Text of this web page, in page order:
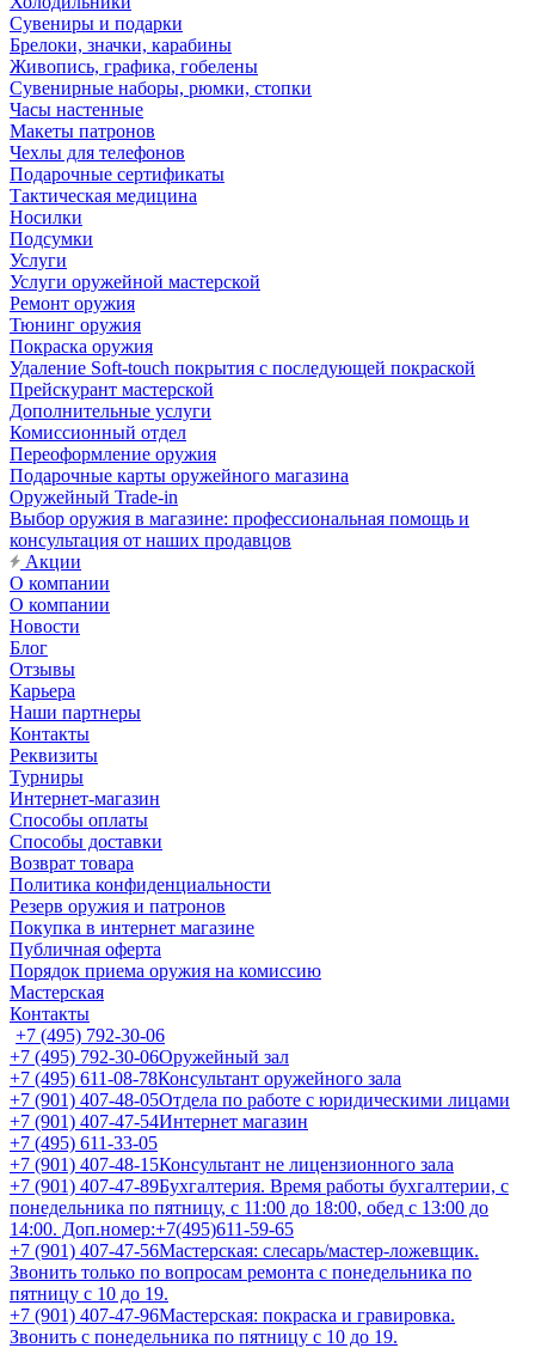
Сувениры и подарки
Брелоки, значки, карабины
Живопись, графика, гобелены
Сувенирные наборы, рюмки, стопки
Часы настенные
Макеты патронов
Чехлы для телефонов
Подарочные сертификаты
Тактическая медицина
Носилки
Подсумки
Услуги
Услуги оружейной мастерской
Ремонт оружия
Тюнинг оружия
Покраска оружия
Удаление Soft-touch покрытия с последующей покраской
Прейскурант мастерской
Дополнительные услуги
Комиссионный отдел
Переоформление оружия
Подарочные карты оружейного магазина
Оружейный Trade-in
Выбор оружия в магазине: профессиональная помощь и
консультация от наших продавцов
Акции
О компании
О компании
Новости
Блог
Отзывы
Карьера
Наши партнеры
Контакты
Реквизиты
Турниры
Интернет-магазин
Способы оплаты
Способы доставки
Возврат товара
Политика конфиденциальности
Резерв оружия и патронов
Покупка в интернет магазине
Публичная оферта
Порядок приема оружия на комиссию
Мастерская
Контакты
+7 (495) 792-30-06
+7 (495) 792-30-06Оружейный зал
+7 (495) 611-08-78Консультант оружейного зала
+7 (901) 407-48-05Отдела по работе с юридическими лицами
+7 (901) 407-47-54Интернет магазин
+7 (495) 611-33-05
+7 (901) 407-48-15Консультант не лицензионного зала
+7 (901) 407-47-89Бухгалтерия. Время работы бухгалтерии, с
понедельника по пятницу, с 11:00 до 18:00, обед с 13:00 до
14:00. Доп.номер:+7(495)611-59-65
+7 (901) 407-47-56Мастерская: слесарь/мастер-ложевщик.
Звонить только по вопросам ремонта с понедельника по
пятницу с 10 до 19.
+7 (901) 407-47-96Мастерская: покраска и гравировка.
Звонить с понедельника по пятницу с 10 до 19.